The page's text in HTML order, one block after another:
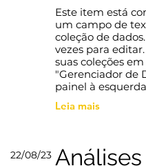
Este item está
um campo de
coleção de
vezes para
suas coleções em
"Gerenciador de
painel à
Leia mais
22/08/23 Análises